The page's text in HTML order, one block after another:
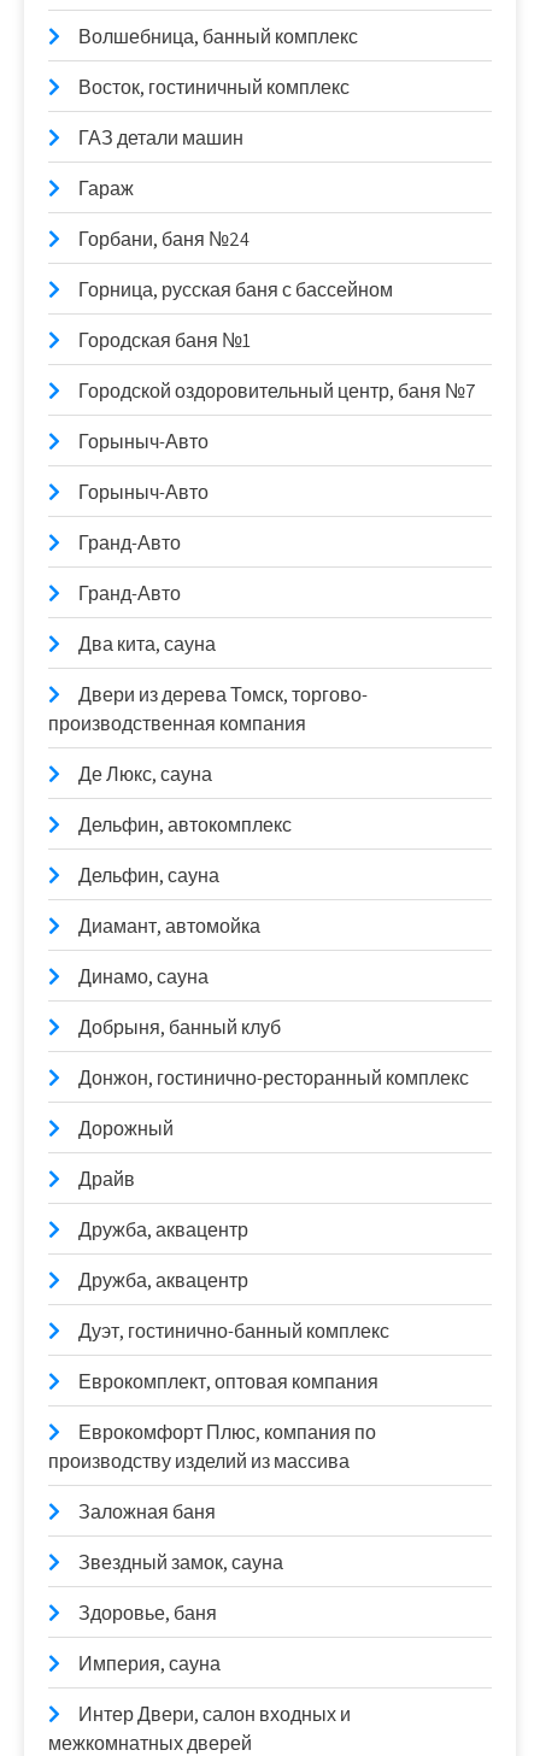
Волшебница, банный комплекс
Восток, гостиничный комплекс
ГАЗ детали машин
Гараж
Горбани, баня №24
Горница, русская баня с бассейном
Городская баня №1
Городской оздоровительный центр, баня №7
Горыныч-Авто
Горыныч-Авто
Гранд-Авто
Гранд-Авто
Два кита, сауна
Двери из дерева Томск, торгово-
производственная компания
Де Люкс, сауна
Дельфин, автокомплекс
Дельфин, сауна
Диамант, автомойка
Динамо, сауна
Добрыня, банный клуб
Донжон, гостинично-ресторанный комплекс
Дорожный
Драйв
Дружба, аквацентр
Дружба, аквацентр
Дуэт, гостинично-банный комплекс
Еврокомплект, оптовая компания
Еврокомфорт Плюс, компания по
производству изделий из массива
Заложная баня
Звездный замок, сауна
Здоровье, баня
Империя, сауна
Интер Двери, салон входных и
межкомнатных дверей